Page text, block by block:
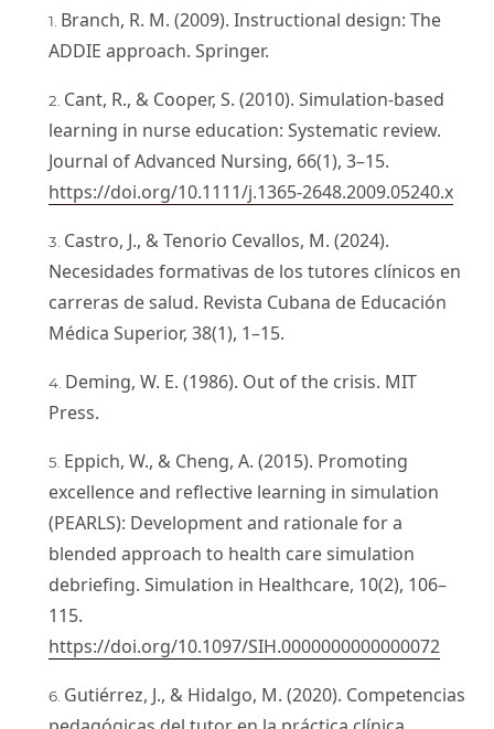
Branch, R. M. (2009). Instructional design: The
ADDIE approach. Springer.
Cant, R., & Cooper, S. (2010). Simulation‐based
learning in nurse education: Systematic review.
Journal of Advanced Nursing, 66(1), 3–15.
https://doi.org/10.1111/j.1365-2648.2009.05240.x
Castro, J., & Tenorio Cevallos, M. (2024).
Necesidades formativas de los tutores clínicos en
carreras de salud. Revista Cubana de Educación
Médica Superior, 38(1), 1–15.
Deming, W. E. (1986). Out of the crisis. MIT
Press.
Eppich, W., & Cheng, A. (2015). Promoting
excellence and reflective learning in simulation
(PEARLS): Development and rationale for a
blended approach to health care simulation
debriefing. Simulation in Healthcare, 10(2), 106–
115.
https://doi.org/10.1097/SIH.0000000000000072
Gutiérrez, J., & Hidalgo, M. (2020). Competencias